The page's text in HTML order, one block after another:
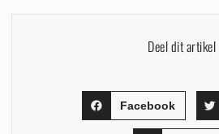
Deel dit artikel
Facebook